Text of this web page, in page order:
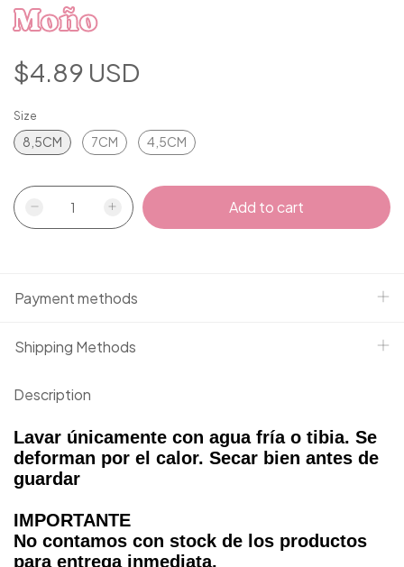
Moño
$4.89 USD
Size
8,5CM 7CM 4,5CM
Payment methods
Shipping Methods
Description
Lavar únicamente con agua fría o tibia. Se
deforman por el calor. Secar bien antes de
guardar
IMPORTANTE
No contamos con stock de los productos
para entrega inmediata.